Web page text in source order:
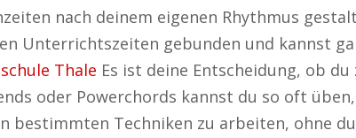
nach deinem eigenen Rhythmus
Unterrichtszeiten gebunden und kannst
Thale Es ist deine Entscheidung, ob
oder Powerchords kannst du so oft
Techniken zu arbeiten, ohne